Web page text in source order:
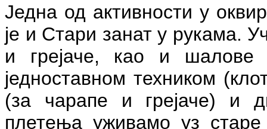
Једна од активности у
је и Стари занат у рукама.
и грејаче, као и
једноставном техником
(за чарапе и грејаче) и
плетења уживамо уз